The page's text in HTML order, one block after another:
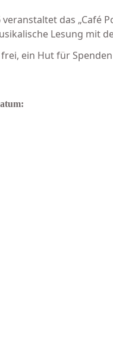
veranstaltet das „Café
Lesung mit
ein Hut für